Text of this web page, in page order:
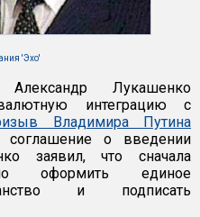
'Эхо'
Александр Лукашенко
интеграцию с
Владимира Путина
соглашение о введении
заявил, что сначала
оформить единое
и подписать